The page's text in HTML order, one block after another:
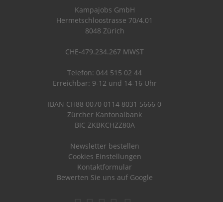
Kampajobs GmbH
Hermetschloostrasse 70/4.01
8048 Zürich
CHE-479.234.267 MWST
Telefon: 044 515 02 44
Erreichbar: 9-12 und 14-16 Uhr
IBAN CH88 0070 0114 8031 5666 0
Zürcher Kantonalbank
BIC ZKBKCHZZ80A
Newsletter bestellen
Cookies Einstellungen
Kontaktformular
Bewerten Sie uns auf Google